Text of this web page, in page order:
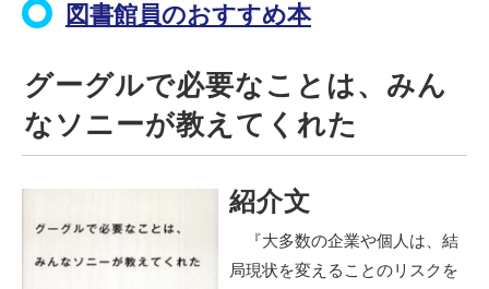
図書館員のおすすめ本
グーグルで必要なことは、みん
なソニーが教えてくれた
紹介文
『大多数の企業や個人は、結
局現状を変えることのリスクを